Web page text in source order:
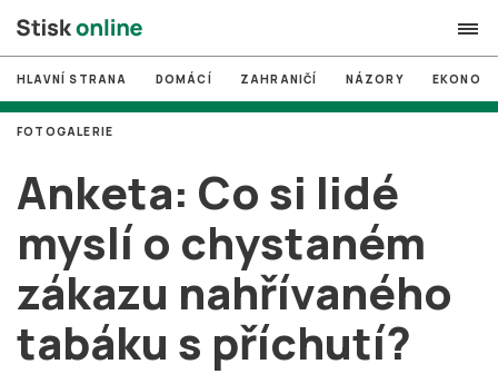
search
# MUNI
# Brno
# volby
login PŘIHLÁSIT SE
Zapomněli jste heslo?
HLAVNÍ STRANA DOMÁCÍ ZAHRANIČÍ NÁZORY
Anketa: Co si lidé
myslí o chystaném
zákazu nahřívaného
tabáku s příchutí?
FOTOGALERIE